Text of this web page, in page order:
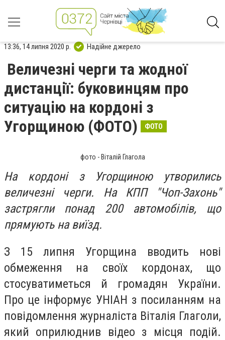
13:36, 14 липня 2020 р. Надійне джерело
Величезні черги та жодної
дистанції: буковинцям про
ситуацію на кордоні з
Угорщиною (ФОТО)
ФОТО
фото - Віталій Глагола
На кордоні з Угорщиною утворились
величезні черги. На КПП "Чоп-Захонь"
застрягли понад 200 автомобілів, що
прямують на виїзд.
З 15 липня Угорщина вводить нові
обмеження на своїх кордонах, що
стосуватиметься й громадян України.
Про це інформує УНІАН з посиланням на
повідомлення журналіста Віталія Глаголи,
який оприлюднив відео з місця подій.